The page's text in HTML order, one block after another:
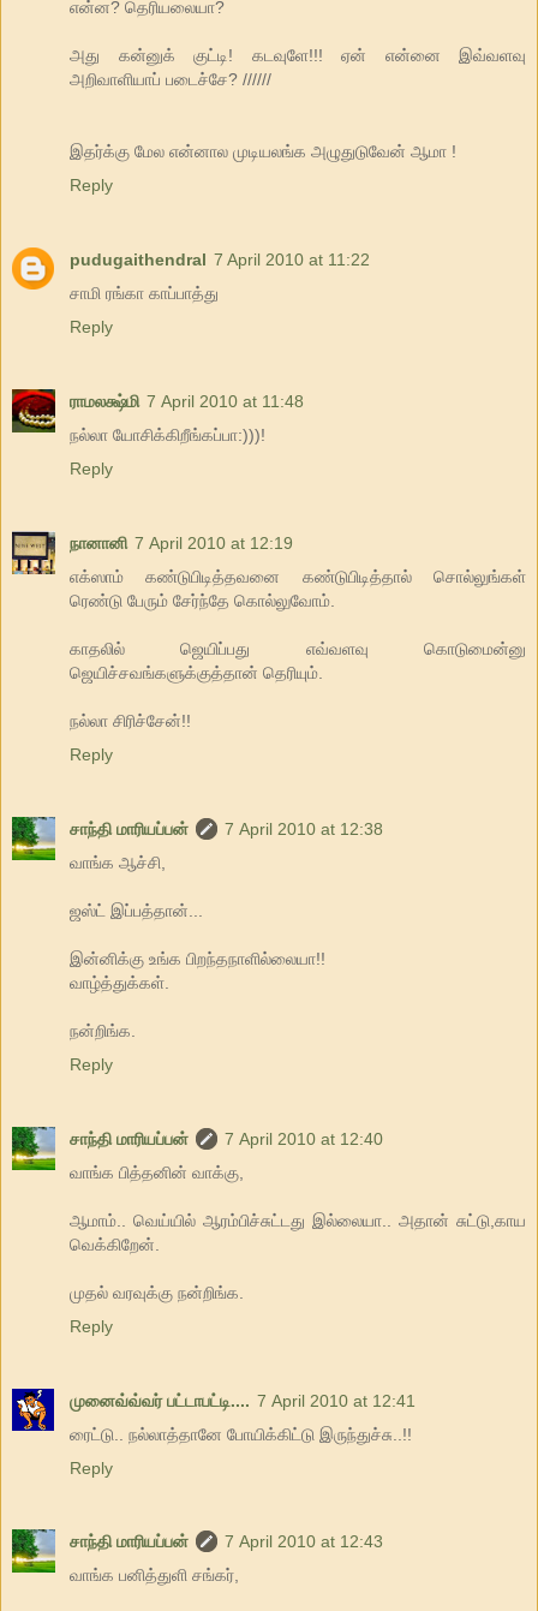
என்ன? தெரியலையா?
அது கன்னுக் குட்டி! கடவுளே!!! ஏன் என்னை இவ்வளவு
அறிவாளியாப் படைச்சே? //////
இதர்க்கு மேல என்னால முடியலங்க அழுதுடுவேன் ஆமா !
Reply
pudugaithendral 7 April 2010 at 11:22
சாமி ரங்கா காப்பாத்து
Reply
ராமலக்ஷ்மி 7 April 2010 at 11:48
நல்லா யோசிக்கிறீங்கப்பா:)))!
Reply
நானானி 7 April 2010 at 12:19
எக்ஸாம் கண்டுபிடித்தவனை கண்டுபிடித்தால் சொல்லுங்கள்
ரெண்டு பேரும் சேர்ந்தே கொல்லுவோம்.
காதலில் ஜெயிப்பது எவ்வளவு கொடுமைன்னு
ஜெயிச்சவங்களுக்குத்தான் தெரியும்.
நல்லா சிரிச்சேன்!!
Reply
சாந்தி மாரியப்பன்
7 April 2010 at 12:38
வாங்க ஆச்சி,
ஜஸ்ட் இப்பத்தான்...
இன்னிக்கு உங்க பிறந்தநாளில்லையா!!
வாழ்த்துக்கள்.
நன்றிங்க.
Reply
சாந்தி மாரியப்பன்
7 April 2010 at 12:40
வாங்க பித்தனின் வாக்கு,
ஆமாம்.. வெய்யில் ஆரம்பிச்சுட்டது இல்லையா.. அதான் சுட்டு,காய
வெக்கிறேன்.
முதல் வரவுக்கு நன்றிங்க.
Reply
முனைவ்வ்வர் பட்டாபட்டி.... 7 April 2010 at 12:41
ரைட்டு.. நல்லாத்தானே போயிக்கிட்டு இருந்துச்சு..!!
Reply
சாந்தி மாரியப்பன்
7 April 2010 at 12:43
வாங்க பனித்துளி சங்கர்,